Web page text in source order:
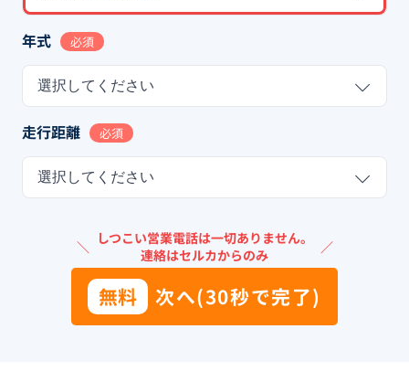
年式 必須
選択してください
走行距離 必須
選択してください
＼ しつこい営業電話は一切ありません。
連絡はセルカからのみ
／
無料 次へ(30秒で完了)